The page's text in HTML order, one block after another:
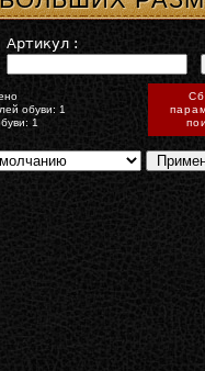
Артикул :
обуви: 1
1